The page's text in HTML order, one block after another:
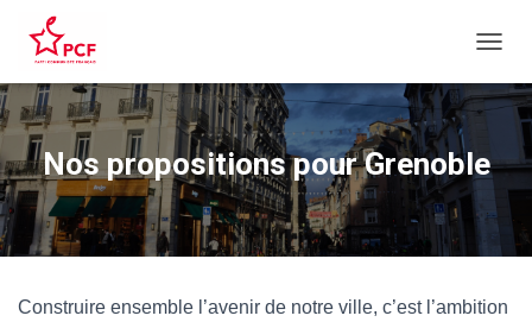
É
P
E
R
L
V
Nos propositions pour Grenoble
Construire ensemble l’avenir de notre ville, c’est l’ambition